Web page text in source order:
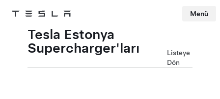
Tesla Menü
Tesla Estonya
Supercharger'ları
Listeye
Dön